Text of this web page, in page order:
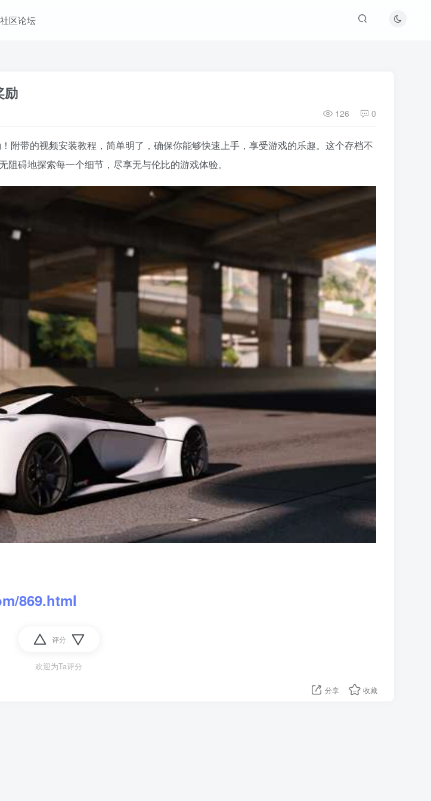
社区论坛
励
126 0
附带的视频安装教程，简单明了，确保你能够快速上手，享受游戏的乐趣。这个存档不
碍地探索每一个细节，尽享无与伦比的游戏体验。
869.html
评分
欢迎为Ta评分
分享 收藏